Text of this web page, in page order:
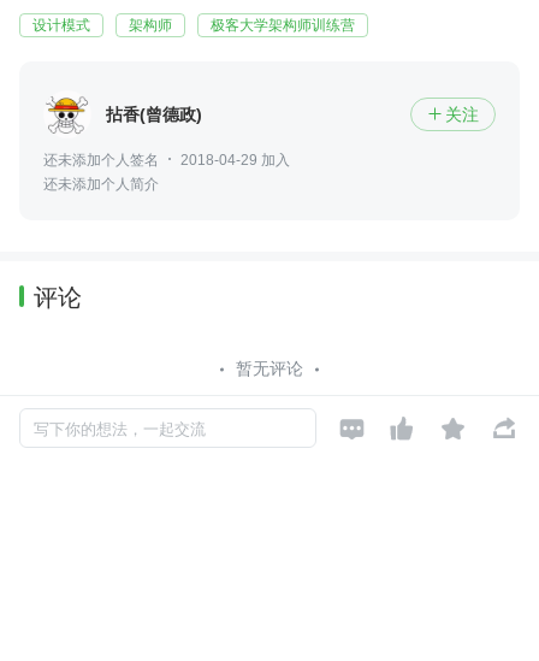
设计模式 架构师 极客大学架构师训练营
拈香(曾德政)  关注
还未添加个人签名
2018-04-29 加入
还未添加个人简介
评论
暂无评论
写下你的想法，一起交流    
Copyright © 2026, Geekbang Technology Ltd. All rights reserved. 极客邦控